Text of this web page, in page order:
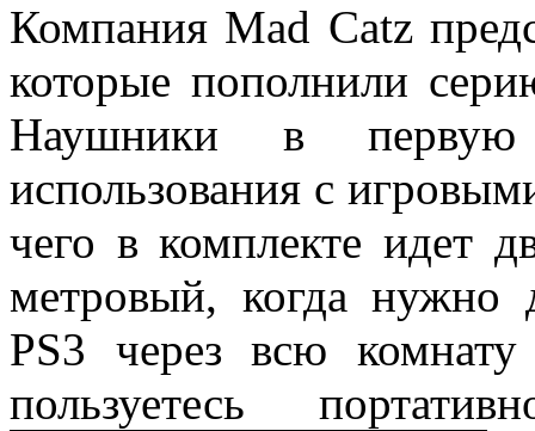
Компания Mad Catz
которые пополнили
Наушники в первую
использования с
чего в комплекте идет
метровый, когда нужно
PS3 через всю
пользуетесь